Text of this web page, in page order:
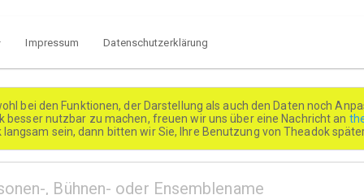
Impressum Datenschutzerklärung
bei den Funktionen, der Darstellung als auch den Daten noch
besser nutzbar zu machen, freuen wir uns über eine Nachricht an
sein, dann bitten wir Sie, Ihre Benutzung von Theadok